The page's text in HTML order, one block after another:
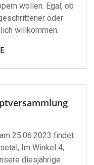
wollen. Egal, ob
oder
willkommen.
25.06.2023 findet
Im Winkel 4,
diesjährige